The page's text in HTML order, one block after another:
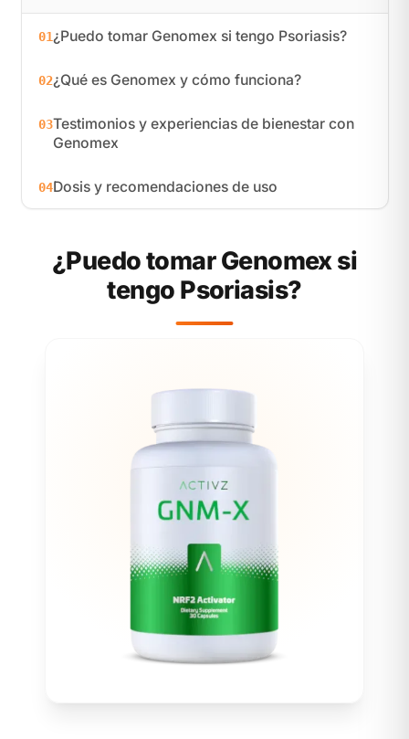
01¿Puedo tomar Genomex si tengo Psoriasis?
02¿Qué es Genomex y cómo funciona?
03Testimonios y experiencias de bienestar con
Genomex
04Dosis y recomendaciones de uso
¿Puedo tomar Genomex si
tengo Psoriasis?